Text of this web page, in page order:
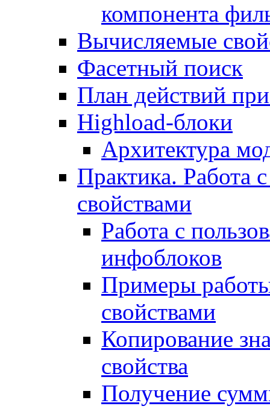
компонента
Вычисляемые
Фасетный поиск
План действий
Highload-блоки
Архитектура
Практика. Работа
свойствами
Работа с
инфоблоков
Примеры
свойствами
Копирование
свойства
Получение